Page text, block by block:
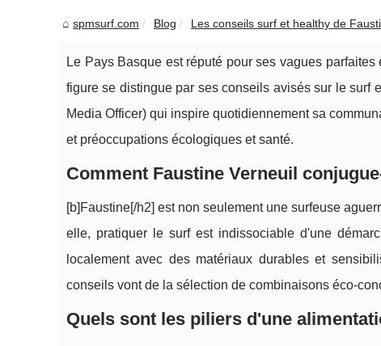
spmsurf.com Blog Les conseils surf et healthy de
Le Pays Basque est réputé pour ses vagues
figure se distingue par ses conseils avisés sur le surf
Media Officer) qui inspire quotidiennement sa
et préoccupations écologiques et santé.
Comment Faustine Verneuil
[b]Faustine[/h2] est non seulement une surfeuse
elle, pratiquer le surf est indissociable d'une
localement avec des matériaux durables et
conseils vont de la sélection de combinaisons éco-
Quels sont les piliers d'une